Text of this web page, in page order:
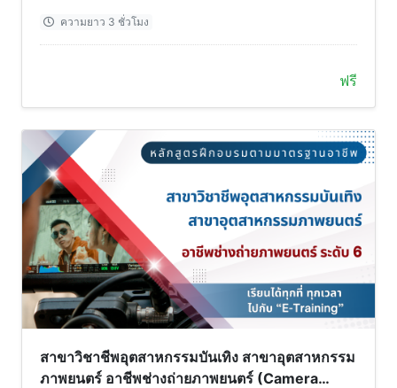
ความยาว 3 ชั่วโมง
ฟรี
สาขาวิชาชีพอุตสาหกรรมบันเทิง สาขาอุตสาหกรรม
ภาพยนตร์ อาชีพช่างถ่ายภาพยนตร์ (Camera